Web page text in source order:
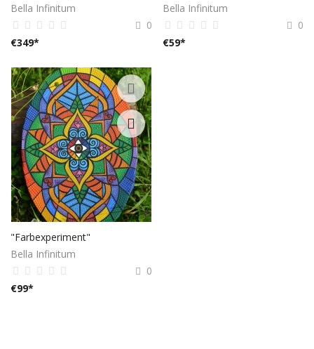
Bella Infinitum
0
€349*
Bella Infinitum
0
€59*
"Farbexperiment"
Bella Infinitum
0
€99*